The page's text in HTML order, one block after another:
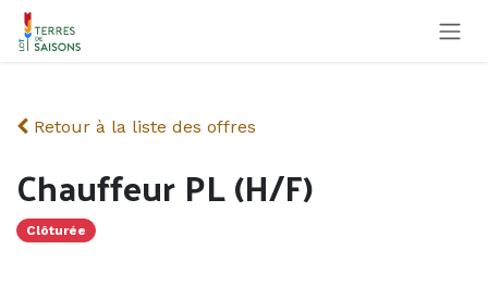
Se rendre au contenu
Retour à la liste des offres
Chauffeur PL (H/F)
Clôturée